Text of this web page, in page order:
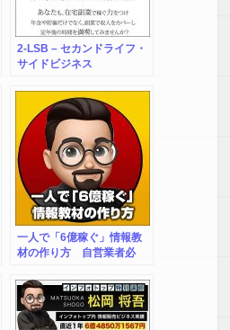
2-LSB – セカンドライフ・
サイドビジネス
一人で「6億稼ぐ」情報教
材の作り方 自営業者必